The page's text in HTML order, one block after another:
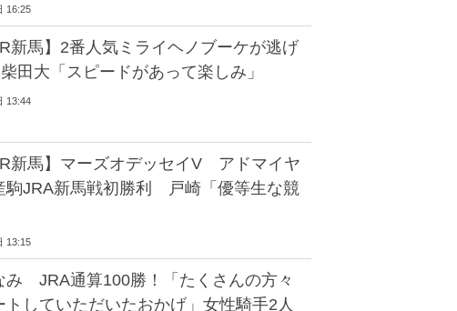
16:25
新馬】2番人気ミライヘノブーケが逃げ
田大「スピードがあって楽しみ」
13:44
新馬】マーズオデッセイV アドマイヤ
駒JRA新馬戦初勝利 戸崎「優等生な競
13:15
み JRA通算100勝！「たくさんの方々
トしていただいたおかげ」女性騎手2人